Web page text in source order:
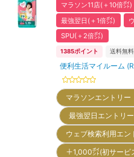
マラソン11店(＋10倍㌽)
最強翌日(＋1倍㌽)
SPU(＋2倍㌽)
1385ポイント 送料無料
便利生活マイルーム
マラソンエントリ
最強翌日エントリ
ウェブ検索利用エ
＋1,000㌽(初サー